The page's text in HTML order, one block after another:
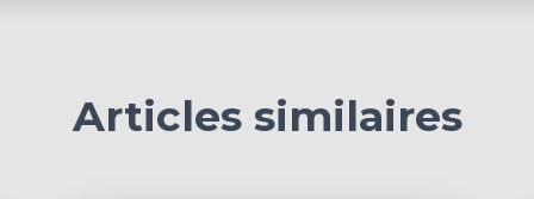
Articles similaires